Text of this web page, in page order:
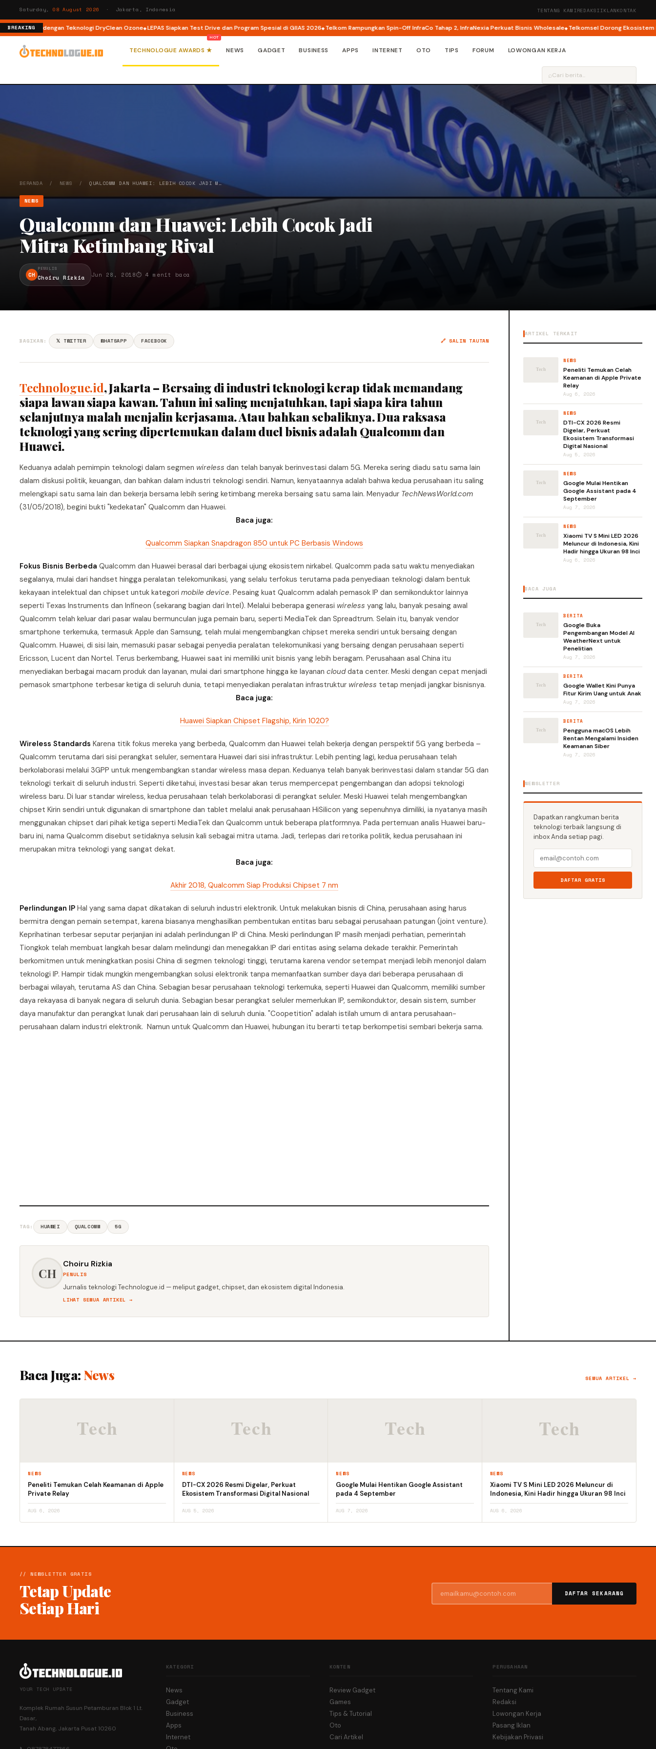
Saturday, 08 August 2026 · Jakarta, Indonesia TENTANG KAMIREDAKSIIKLANKONTAK
BREAKING
Load dengan Teknologi DryClean Ozone LEPAS Siapkan Test Drive dan Program Spesial di GIIAS 2026 Telkom Rampungkan Spin-Off InfraCo Tahap 2, InfraNexia Perkuat Bisnis Wholesale Telkomsel Dorong Ekosistem
TECHNOLOGUE AWARDS ★ NEWS GADGET BUSINESS APPS INTERNET OTO TIPS FORUM LOWONGAN KERJA
⌕
BERANDA / NEWS / QUALCOMM DAN HUAWEI: LEBIH COCOK JADI M…
NEWS
Qualcomm dan Huawei: Lebih Cocok Jadi
Mitra Ketimbang Rival
CH
PENULIS
Choiru Rizkia Jun 28, 2018⏱ 4 menit baca
BAGIKAN: 𝕏 TWITTER WHATSAPP FACEBOOK 🔗 SALIN TAUTAN
Technologue.id, Jakarta – Bersaing di industri teknologi kerap tidak memandang
siapa lawan siapa kawan. Tahun ini saling menjatuhkan, tapi siapa kira tahun
selanjutnya malah menjalin kerjasama. Atau bahkan sebaliknya. Dua raksasa
teknologi yang sering dipertemukan dalam duel bisnis adalah Qualcomm dan
Huawei.
Keduanya adalah pemimpin teknologi dalam segmen wireless dan telah banyak berinvestasi dalam 5G. Mereka sering diadu satu sama lain
dalam diskusi politik, keuangan, dan bahkan dalam industri teknologi sendiri. Namun, kenyataannya adalah bahwa kedua perusahaan itu saling
melengkapi satu sama lain dan bekerja bersama lebih sering ketimbang mereka bersaing satu sama lain. Menyadur TechNewsWorld.com
(31/05/2018), begini bukti "kedekatan" Qualcomm dan Huawei.
Baca juga:
Qualcomm Siapkan Snapdragon 850 untuk PC Berbasis Windows
Fokus Bisnis Berbeda Qualcomm dan Huawei berasal dari berbagai ujung ekosistem nirkabel. Qualcomm pada satu waktu menyediakan
segalanya, mulai dari handset hingga peralatan telekomunikasi, yang selalu terfokus terutama pada penyediaan teknologi dalam bentuk
kekayaan intelektual dan chipset untuk kategori mobile device. Pesaing kuat Qualcomm adalah pemasok IP dan semikonduktor lainnya
seperti Texas Instruments dan Infineon (sekarang bagian dari Intel). Melalui beberapa generasi wireless yang lalu, banyak pesaing awal
Qualcomm telah keluar dari pasar walau bermunculan juga pemain baru, seperti MediaTek dan Spreadtrum. Selain itu, banyak vendor
smartphone terkemuka, termasuk Apple dan Samsung, telah mulai mengembangkan chipset mereka sendiri untuk bersaing dengan
Qualcomm. Huawei, di sisi lain, memasuki pasar sebagai penyedia peralatan telekomunikasi yang bersaing dengan perusahaan seperti
Ericsson, Lucent dan Nortel. Terus berkembang, Huawei saat ini memiliki unit bisnis yang lebih beragam. Perusahaan asal China itu
menyediakan berbagai macam produk dan layanan, mulai dari smartphone hingga ke layanan clouddata center. Meski dengan cepat menjadi
pemasok smartphone terbesar ketiga di seluruh dunia, tetapi menyediakan peralatan infrastruktur wireless tetap menjadi jangkar bisnisnya.
Baca juga:
Huawei Siapkan Chipset Flagship, Kirin 1020?
Wireless Standards Karena titik fokus mereka yang berbeda, Qualcomm dan Huawei telah bekerja dengan perspektif 5G yang berbeda –
Qualcomm terutama dari sisi perangkat seluler, sementara Huawei dari sisi infrastruktur. Lebih penting lagi, kedua perusahaan telah
berkolaborasi melalui 3GPP untuk mengembangkan standar wireless masa depan. Keduanya telah banyak berinvestasi dalam standar 5G dan
teknologi terkait di seluruh industri. Seperti diketahui, investasi besar akan terus mempercepat pengembangan dan adopsi teknologi
wireless baru. Di luar standar wireless, kedua perusahaan telah berkolaborasi di perangkat seluler. Meski Huawei telah mengembangkan
chipset Kirin sendiri untuk digunakan di smartphone dan tablet melalui anak perusahaan HiSilicon yang sepenuhnya dimiliki, ia nyatanya masih
menggunakan chipset dari pihak ketiga seperti MediaTek dan Qualcomm untuk beberapa platformnya. Pada pertemuan analis Huawei baru-
baru ini, nama Qualcomm disebut setidaknya selusin kali sebagai mitra utama. Jadi, terlepas dari retorika politik, kedua perusahaan ini
merupakan mitra teknologi yang sangat dekat.
Baca juga:
Akhir 2018, Qualcomm Siap Produksi Chipset 7 nm
Perlindungan IP Hal yang sama dapat dikatakan di seluruh industri elektronik. Untuk melakukan bisnis di China, perusahaan asing harus
bermitra dengan pemain setempat, karena biasanya menghasilkan pembentukan entitas baru sebagai perusahaan patungan (joint venture).
Keprihatinan terbesar seputar perjanjian ini adalah perlindungan IP di China. Meski perlindungan IP masih menjadi perhatian, pemerintah
Tiongkok telah membuat langkah besar dalam melindungi dan menegakkan IP dari entitas asing selama dekade terakhir. Pemerintah
berkomitmen untuk meningkatkan posisi China di segmen teknologi tinggi, terutama karena vendor setempat menjadi lebih menonjol dalam
teknologi IP. Hampir tidak mungkin mengembangkan solusi elektronik tanpa memanfaatkan sumber daya dari beberapa perusahaan di
berbagai wilayah, terutama AS dan China. Sebagian besar perusahaan teknologi terkemuka, seperti Huawei dan Qualcomm, memiliki sumber
daya rekayasa di banyak negara di seluruh dunia. Sebagian besar perangkat seluler memerlukan IP, semikonduktor, desain sistem, sumber
daya manufaktur dan perangkat lunak dari perusahaan lain di seluruh dunia. "Coopetition" adalah istilah umum di antara perusahaan-
perusahaan dalam industri elektronik. Namun untuk Qualcomm dan Huawei, hubungan itu berarti tetap berkompetisi sembari bekerja sama.
TAG: HUAWEI QUALCOMM 5G
CH
Choiru Rizkia
PENULIS
Jurnalis teknologi Technologue.id — meliput gadget, chipset, dan ekosistem digital Indonesia.
LIHAT SEMUA ARTIKEL →
ARTIKEL TERKAIT
NEWS
Peneliti Temukan Celah
Keamanan di Apple Private
Relay
Aug 6, 2026
NEWS
DTI-CX 2026 Resmi
Digelar, Perkuat
Ekosistem Transformasi
Digital Nasional
Aug 5, 2026
NEWS
Google Mulai Hentikan
Google Assistant pada 4
September
Aug 7, 2026
NEWS
Xiaomi TV S Mini LED 2026
Meluncur di Indonesia, Kini
Hadir hingga Ukuran 98 Inci
Aug 6, 2026
BACA JUGA
BERITA
Google Buka
Pengembangan Model AI
WeatherNext untuk
Penelitian
Aug 7, 2026
BERITA
Google Wallet Kini Punya
Fitur Kirim Uang untuk Anak
Aug 7, 2026
BERITA
Pengguna macOS Lebih
Rentan Mengalami Insiden
Keamanan Siber
Aug 7, 2026
NEWSLETTER
Dapatkan rangkuman berita
teknologi terbaik langsung di
inbox Anda setiap pagi.
DAFTAR GRATIS
Baca Juga: News SEMUA ARTIKEL →
NEWS
Peneliti Temukan Celah Keamanan di Apple
Private Relay
AUG 6, 2026
NEWS
DTI-CX 2026 Resmi Digelar, Perkuat
Ekosistem Transformasi Digital Nasional
AUG 5, 2026
NEWS
Google Mulai Hentikan Google Assistant
pada 4 September
AUG 7, 2026
NEWS
Xiaomi TV S Mini LED 2026 Meluncur di
Indonesia, Kini Hadir hingga Ukuran 98 Inci
AUG 6, 2026
// NEWSLETTER GRATIS
Tetap Update
Setiap Hari
DAFTAR SEKARANG
YOUR TECH UPDATE
Komplek Rumah Susun Petamburan Blok 1 Lt.
Dasar,
Tanah Abang, Jakarta Pusat 10260
KATEGORI
News
Gadget
Business
Apps
Internet
KONTEN
Review Gadget
Games
Tips & Tutorial
Oto
Cari Artikel
PERUSAHAAN
Tentang Kami
Redaksi
Lowongan Kerja
Pasang Iklan
Kebijakan Privasi